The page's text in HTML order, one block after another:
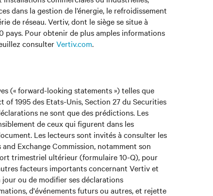
dans la gestion de l’énergie, le refroidissement
de réseau. Vertiv, dont le siège se situe à
pays. Pour obtenir de plus amples informations
consulterVertiv.com.
(« forward-looking statements ») telles que
1995 des Etats-Unis, Section 27 du Securities
ne sont que des prédictions. Les
de ceux qui figurent dans les
Les lecteurs sont invités à consulter les
Exchange Commission, notamment son
trimestriel ultérieur (formulaire 10-Q), pour
facteurs importants concernant Vertiv et
ou de modifier ses déclarations
d'événements futurs ou autres, et rejette